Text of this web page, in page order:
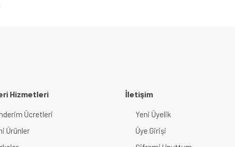
Hizmetleri
Ücretleri
Ürünler
İletişim
Yeni Üyelik
Üye Girişi